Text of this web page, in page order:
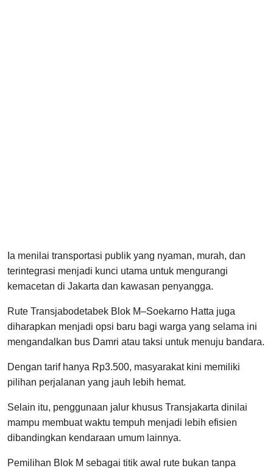
Ia menilai transportasi publik yang nyaman, murah, dan
terintegrasi menjadi kunci utama untuk mengurangi
kemacetan di Jakarta dan kawasan penyangga.
Rute Transjabodetabek Blok M–Soekarno Hatta juga
diharapkan menjadi opsi baru bagi warga yang selama ini
mengandalkan bus Damri atau taksi untuk menuju bandara.
Dengan tarif hanya Rp3.500, masyarakat kini memiliki
pilihan perjalanan yang jauh lebih hemat.
Selain itu, penggunaan jalur khusus Transjakarta dinilai
mampu membuat waktu tempuh menjadi lebih efisien
dibandingkan kendaraan umum lainnya.
Pemilihan Blok M sebagai titik awal rute bukan tanpa